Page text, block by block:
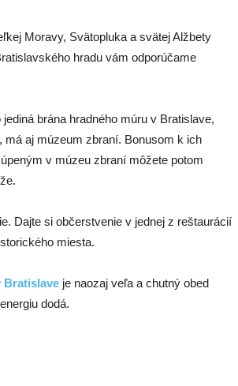
Moravy, Svätopluka a svätej Alžbety
hradu vám odporúčame
brána hradného múru v Bratislave,
má aj múzeum zbraní. Bonusom k ich
v múzeu zbraní môžete potom
Dajte si občerstvenie v jednej z reštaurácií
miesta.
Bratislave je naozaj veľa a chutný obed
dodá.